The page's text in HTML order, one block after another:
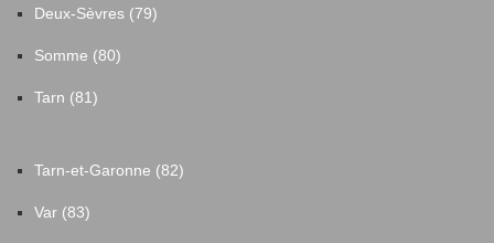
Deux-Sèvres (79)
Somme (80)
Tarn (81)
Tarn-et-Garonne (82)
Var (83)